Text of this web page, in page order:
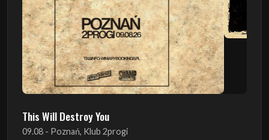
This Will Destroy You
09.08 - Poznań, Klub 2progi
Sound Of The Ages Festival
22.08 - Ćmielów, Zamek Ćmielów